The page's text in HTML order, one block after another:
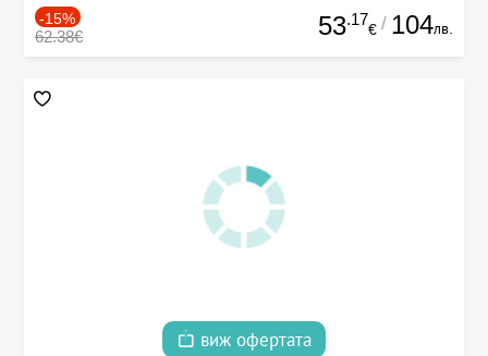
-15%
62.38€ 53.17
€ / 104лв.
виж офертата